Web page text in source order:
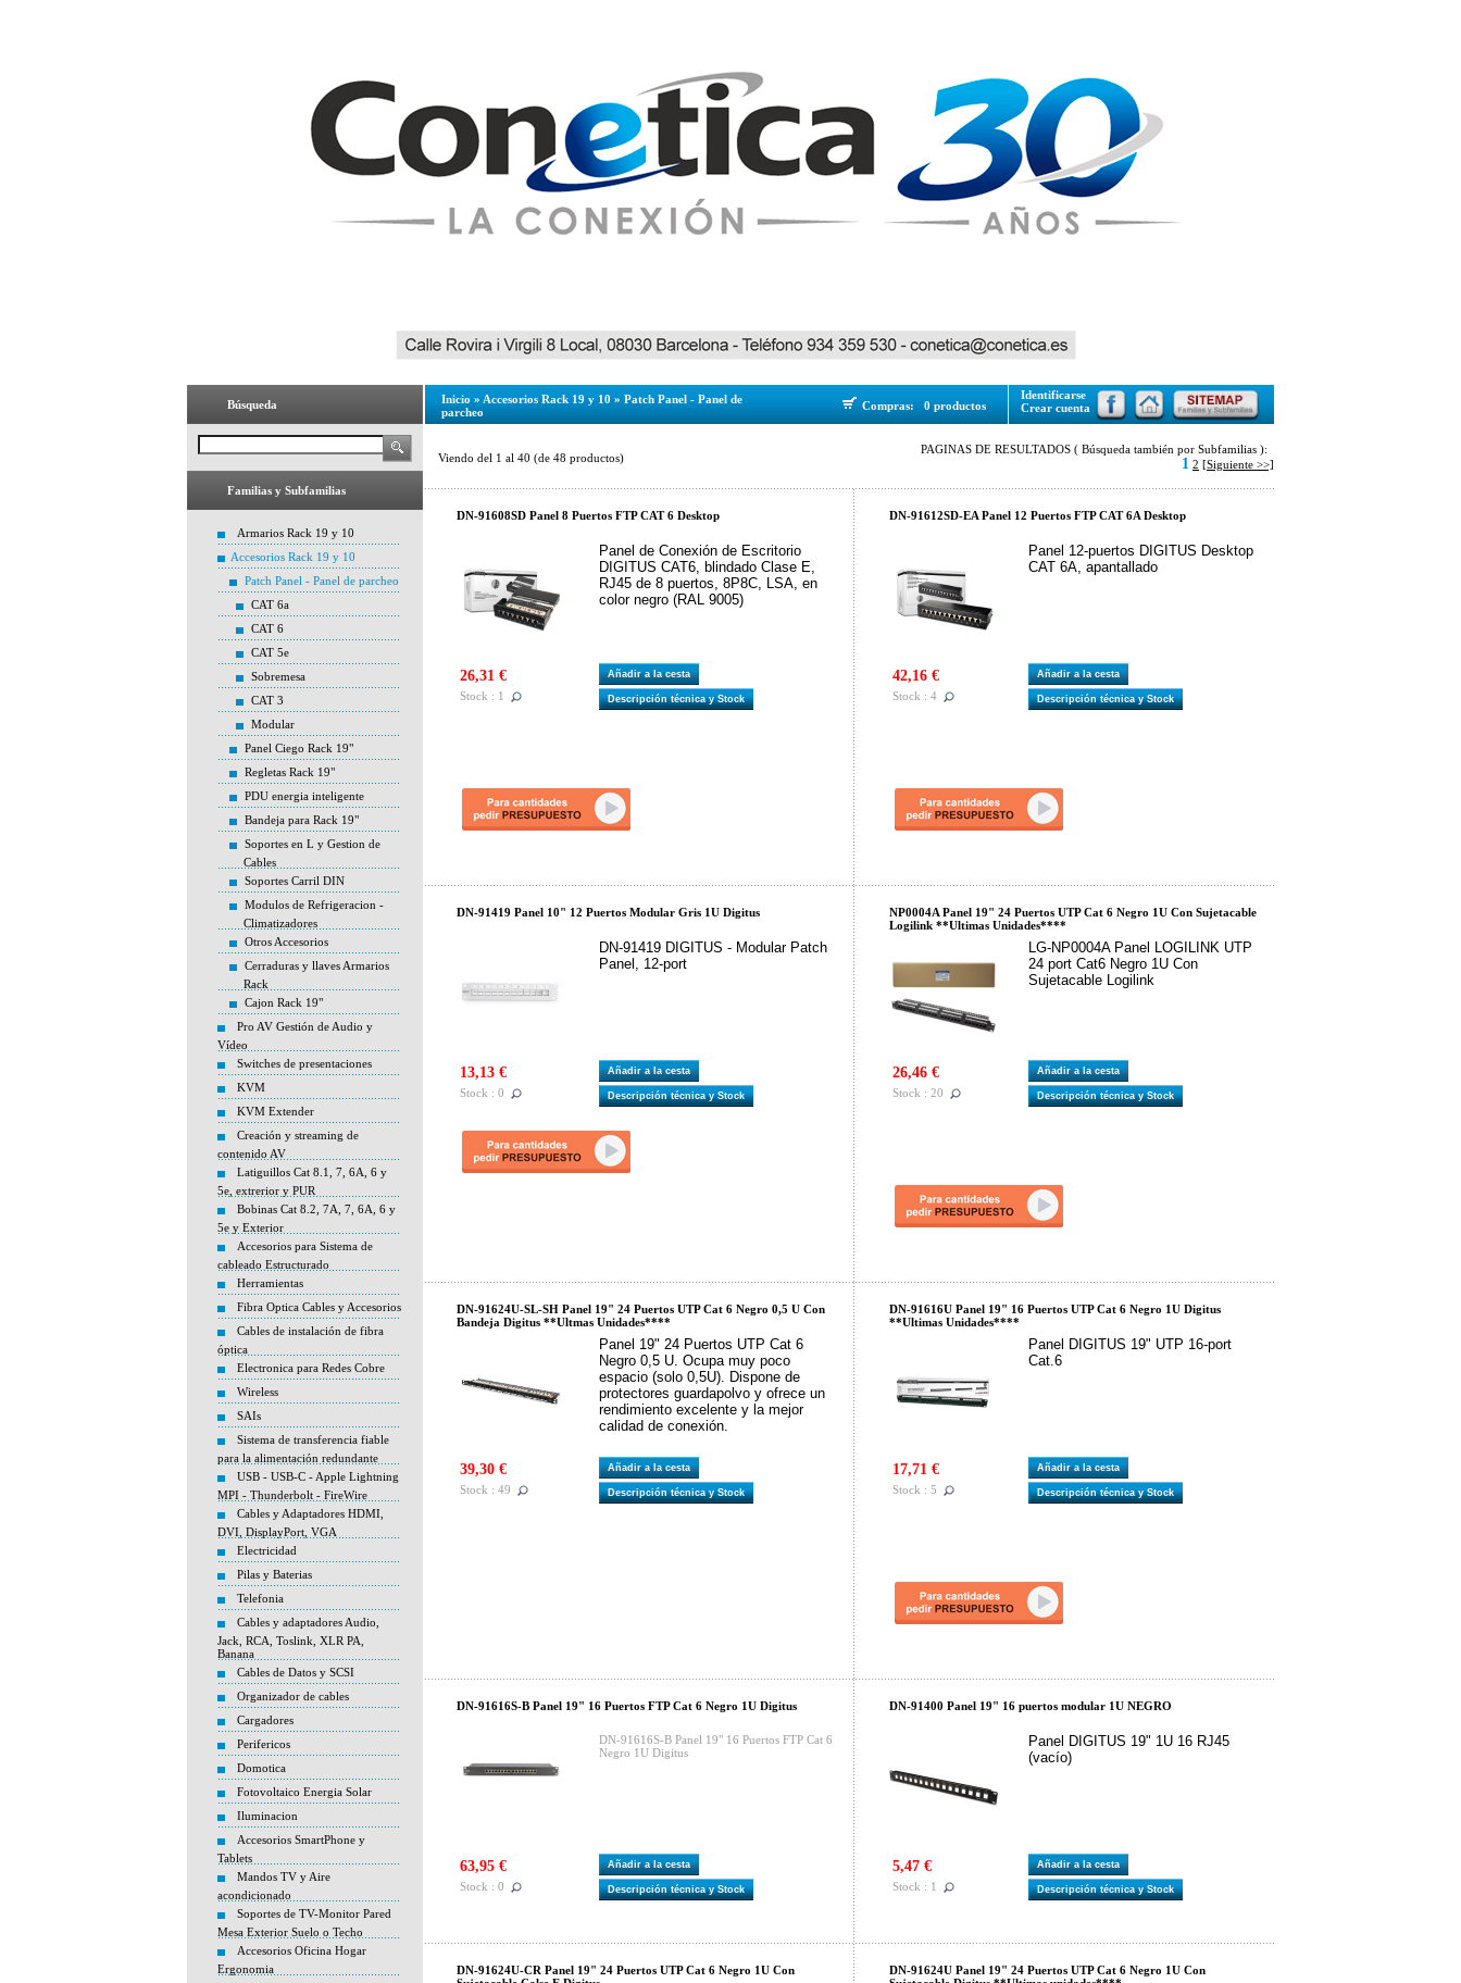
Búsqueda
Familias y Subfamilias
Armarios Rack 19 y 10
Accesorios Rack 19 y 10
Patch Panel - Panel de parcheo
CAT 6a
CAT 6
CAT 5e
Sobremesa
CAT 3
Modular
Panel Ciego Rack 19"
Regletas Rack 19"
PDU energia inteligente
Bandeja para Rack 19"
Soportes en L y Gestion de
Cables
Soportes Carril DIN
Modulos de Refrigeracion -
Climatizadores
Otros Accesorios
Cerraduras y llaves Armarios
Rack
Cajon Rack 19"
Pro AV Gestión de Audio y
Vídeo
Switches de presentaciones
KVM
KVM Extender
Creación y streaming de
contenido AV
Latiguillos Cat 8.1, 7, 6A, 6 y
5e, extrerior y PUR
Bobinas Cat 8.2, 7A, 7, 6A, 6 y
5e y Exterior
Accesorios para Sistema de
cableado Estructurado
Herramientas
Fibra Optica Cables y Accesorios
Cables de instalación de fibra
óptica
Electronica para Redes Cobre
Wireless
SAIs
Sistema de transferencia fiable
para la alimentación redundante
USB - USB-C - Apple Lightning
MPI - Thunderbolt - FireWire
Cables y Adaptadores HDMI,
DVI, DisplayPort, VGA
Electricidad
Pilas y Baterias
Telefonia
Cables y adaptadores Audio,
Jack, RCA, Toslink, XLR PA,
Banana
Cables de Datos y SCSI
Organizador de cables
Cargadores
Perifericos
Domotica
Fotovoltaico Energia Solar
Iluminacion
Accesorios SmartPhone y
Tablets
Mandos TV y Aire
acondicionado
Soportes de TV-Monitor Pared
Mesa Exterior Suelo o Techo
Accesorios Oficina Hogar
Ergonomia
Inicio » Accesorios Rack 19 y 10 » Patch Panel - Panel de
parcheo
Compras: 0 productos
Identificarse
Crear cuenta
Viendo del 1 al 40 (de 48 productos)
PAGINAS DE RESULTADOS ( Búsqueda también por Subfamilias ):
1 2 [Siguiente >>]
DN-91608SD Panel 8 Puertos FTP CAT 6 Desktop
Panel de Conexión de Escritorio
DIGITUS CAT6, blindado Clase E,
RJ45 de 8 puertos, 8P8C, LSA, en
color negro (RAL 9005)
26,31 €
Stock : 1
Añadir a la cesta
Descripción técnica y Stock
DN-91612SD-EA Panel 12 Puertos FTP CAT 6A Desktop
Panel 12-puertos DIGITUS Desktop
CAT 6A, apantallado
42,16 €
Stock : 4
Añadir a la cesta
Descripción técnica y Stock
DN-91419 Panel 10" 12 Puertos Modular Gris 1U Digitus
DN-91419 DIGITUS - Modular Patch
Panel, 12-port
13,13 €
Stock : 0
Añadir a la cesta
Descripción técnica y Stock
NP0004A Panel 19" 24 Puertos UTP Cat 6 Negro 1U Con Sujetacable
Logilink **Ultimas Unidades****
LG-NP0004A Panel LOGILINK UTP
24 port Cat6 Negro 1U Con
Sujetacable Logilink
26,46 €
Stock : 20
Añadir a la cesta
Descripción técnica y Stock
DN-91624U-SL-SH Panel 19" 24 Puertos UTP Cat 6 Negro 0,5 U Con
Bandeja Digitus **Ultmas Unidades****
Panel 19" 24 Puertos UTP Cat 6
Negro 0,5 U. Ocupa muy poco
espacio (solo 0,5U). Dispone de
protectores guardapolvo y ofrece un
rendimiento excelente y la mejor
calidad de conexión.
39,30 €
Stock : 49
Añadir a la cesta
Descripción técnica y Stock
DN-91616U Panel 19" 16 Puertos UTP Cat 6 Negro 1U Digitus
**Ultimas Unidades****
Panel DIGITUS 19" UTP 16-port
Cat.6
17,71 €
Stock : 5
Añadir a la cesta
Descripción técnica y Stock
DN-91616S-B Panel 19" 16 Puertos FTP Cat 6 Negro 1U Digitus
DN-91616S-B Panel 19" 16 Puertos FTP Cat 6
Negro 1U Digitus
63,95 €
Stock : 0
Añadir a la cesta
Descripción técnica y Stock
DN-91400 Panel 19" 16 puertos modular 1U NEGRO
Panel DIGITUS 19" 1U 16 RJ45
(vacío)
5,47 €
Stock : 1
Añadir a la cesta
Descripción técnica y Stock
DN-91624U-CR Panel 19" 24 Puertos UTP Cat 6 Negro 1U Con
DN-91624U Panel 19" 24 Puertos UTP Cat 6 Negro 1U Con